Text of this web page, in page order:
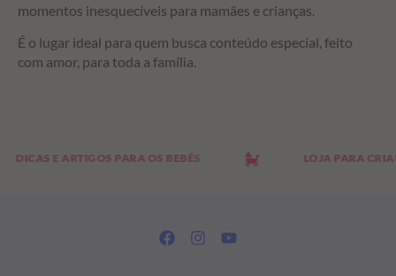
momentos inesquecíveis para mamães e crianças.
É o lugar ideal para quem busca conteúdo especial, feito
com amor, para toda a família.
E ARTIGOS PARA OS BEBÊS LOJA PARA